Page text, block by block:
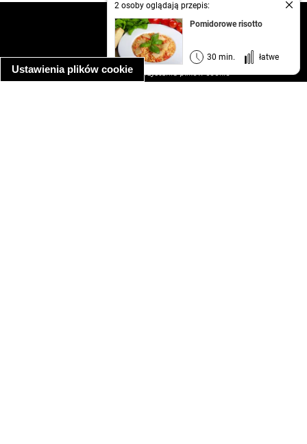
Ustawienia plików cookie
2 osoby oglądają przepis:
Pomidorowe risotto
30 min. łatwe
kontakt
regulamin
informacja o prywatności
informacja o wykorzystaniu plików cookie